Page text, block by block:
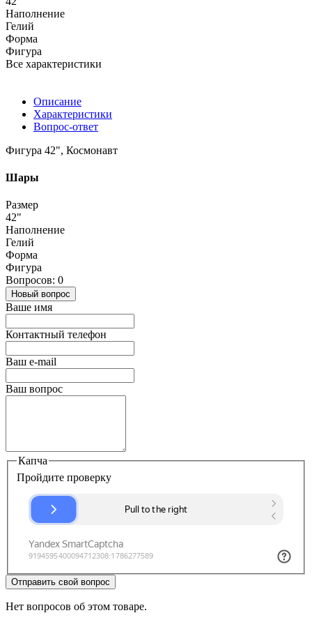
Наполнение
Гелий
Форма
Фигура
Все характеристики
Описание
Характеристики
Вопрос-ответ
Фигура 42", Космонавт
Шары
Размер
42"
Наполнение
Гелий
Форма
Фигура
Вопросов: 0
Новый вопрос
Ваше имя
Контактный телефон
Ваш e-mail
Ваш вопрос
Капча
Пройдите проверку
Отправить свой вопрос
Нет вопросов об этом товаре.